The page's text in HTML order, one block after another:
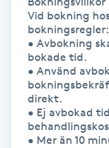
Naglar reparation
Naprapati
Navelpiercing
Vid bokning
bokningsregler:
• Avbokning
bokade tid.
• Använd
direkt.
• Ej avbokad
• Mer än 10